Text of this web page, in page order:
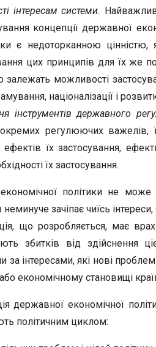
інтересам системи.
концепції державної
є недоторканною
цих принципів для їх же
залежать можливості
націоналізації і
інструментів державного
окремих регулюючих важелів,
їх застосування,
їх застосування.
політики не може
зачіпає чиїсь
що розробляється, має
збитків від здійснення
за інтересами, які нові
економічному становищі
державної економічної
політичним циклом: